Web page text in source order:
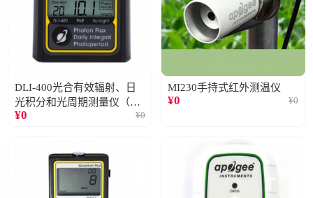
DLI-400光合有效辐射、日
光积分和光周期测量仪（仅
阳光）
¥0 ¥0
MI230手持式红外测温仪
¥0 ¥0